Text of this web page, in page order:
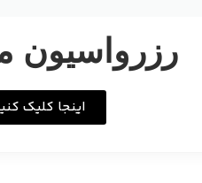
رزرواسیون
اینجا کلیک